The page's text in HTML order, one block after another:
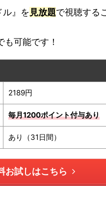
』を 見放題で視聴する
可能です！
2189円
毎月1200ポイント付与あり
あり（31日間）
お試しはこちら